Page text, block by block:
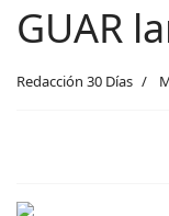
GUAR
Redacción 30 Días